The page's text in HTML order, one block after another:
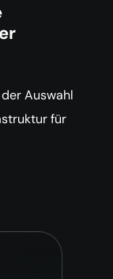
Auswahl
für